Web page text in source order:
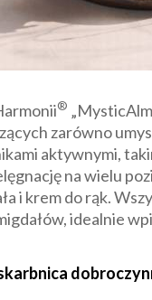
®
zarówno
aktywnymi,
na wielu
i krem do rąk.
idealnie